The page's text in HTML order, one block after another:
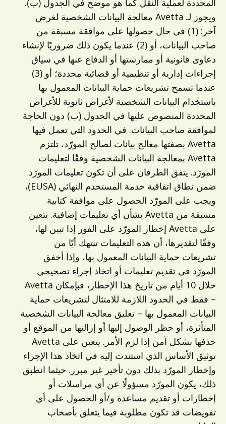
المحددة لعملية النقل كما هو موضح في الجدول (ب).
ويجوز لـ Avetta معالجة البيانات الشخصية لغرض
آخر: (1) في حال حصولها على موافقة مسبقة من
صاحب البيانات، أو (2) عندما يكون ذلك ضروريًا لإنشاء
دعاوى قانونية أو ممارستها أو الدفاع عنها في سياق
إجراءات إدارية أو تنظيمية أو قضائية محددة؛ أو (3)
عندما تسمح تشريعات حماية البيانات المعمول بها
باستخدام البيانات الشخصية لأغراض ثانوية للأغراض
المحددة المنصوص عليها في الجدول (ب) دون الحاجة
لموافقة صاحب البيانات. في الحدود التي تعمل فيها
Avetta بصفتها معالج بيانات لصالح المورّد، تلتزم
Avetta بمعالجة البيانات الشخصية وفقًا لتعليمات
المورّد. يتفق الطرفان على أن تكون تعليمات المورّد
ضمن نطاق اتفاقية خدمة المستخدم النهائي (EUSA)،
ويجب على المورّد الحصول على موافقة كتابية
مسبقة من Avetta بشأن أي تعليمات إضافية. يتعين
على Avetta إخطار المورّد على الفور إذا تبين لها،
وفقًا لتقديرها، أن هذه التعليمات تنتهك أيًا من
تشريعات حماية البيانات المعمول بها، وإذا أخفق
المورّد في تقديم تعليمات أو اتخاذ إجراء تصحيحي
خلال 10 أيام من تاريخ هذا الإخطار، فبإمكان Avetta
– فقط في الحدود اللازمة للامتثال لتشريعات حماية
البيانات المعمول بها – تعليق معالجة البيانات الشخصية
المتأثرة، أو حظر الوصول إليها أو إزالتها من الموقع أو
حذفها بشكل آمن إذا لزم الأمر. يتعين على Avetta
توثيق الأساس الذي استندت إليه في اتخاذ هذا الإجراء
وإخطار المورّد بذلك دون تأخير غير مبرر. حيثما انطبق
ذلك، يكون المورّد مسؤولًا عن أي مراسلات أو
إخطارات أو تقديم مساعدة و/أو الحصول على أي
تفويضات قد تكون مطلوبة فيما يتعلق بأصحاب